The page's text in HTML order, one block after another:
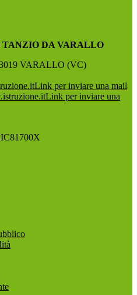
DA VARALLO
VARALLO (VC)
Link per inviare una mail
Link per inviare una